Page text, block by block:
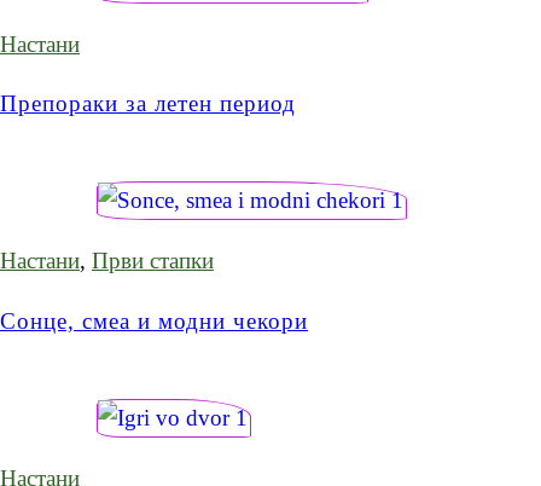
Настани
Препораки за летен период
Настани, Први стапки
Сонце, смеа и модни чекори
Настани